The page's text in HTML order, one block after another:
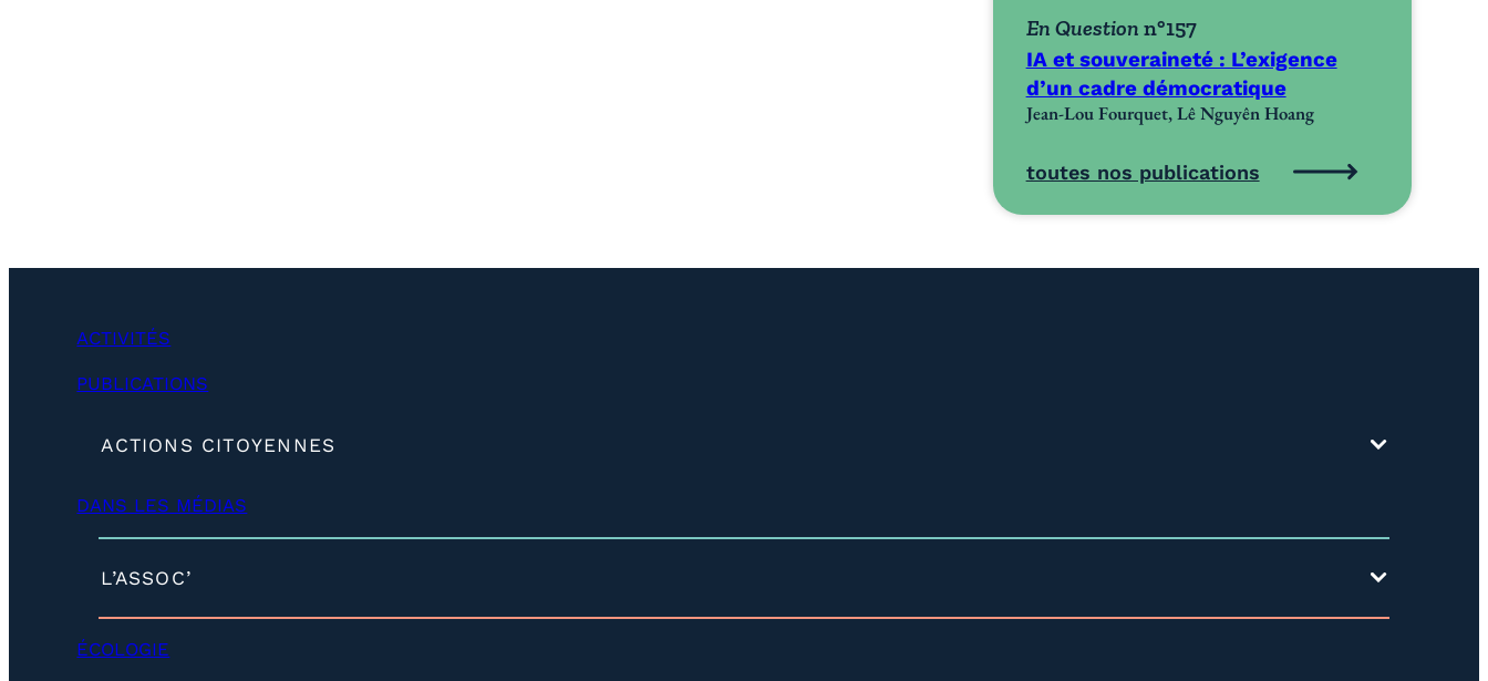
IA et souveraineté : L’exigence
d’un cadre démocratique
En Question n°157
Jean-Lou Fourquet, Lê Nguyên Hoang
toutes nos publications
ACTIVITÉS
PUBLICATIONS
ACTIONS CITOYENNES
e
p
DANS LES MÉDIAS
L’ASSOC’
é
ÉCOLOGIE